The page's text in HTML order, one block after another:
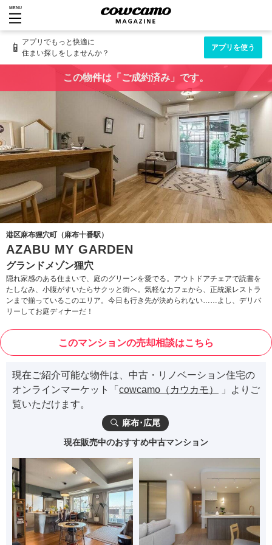
MENU
📱 アプリでもっと快適に
住まい探しをしませんか？
アプリを使う
この物件は「ご成約済み」です。
港区麻布狸穴町（麻布十番駅）
AZABU MY GARDEN
グランドメゾン狸穴
隠れ家感のある住まいで、庭のグリーンを愛でる。アウトドアチェアで読書を
たしなみ、小腹がすいたらサクッと街へ。気軽なカフェから、正統派レストラ
ンまで揃っているこのエリア。今日も行き先が決められない……よし、デリバ
リーしてお庭ディナーだ！
このマンションの売却相談はこちら
現在ご紹介可能な物件は、中古・リノベーション住宅の
オンラインマーケット「 cowcamo（カウカモ）
」よりご
覧いただけます。
麻布･広尾
現在販売中のおすすめ中古マンション